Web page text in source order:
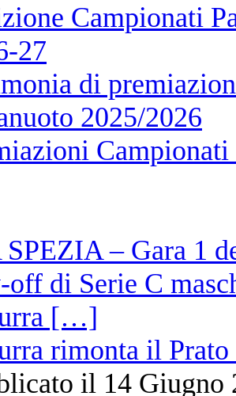
Campionati
27
di
2025/2026
rimonta il Prato
il 14 Giugno